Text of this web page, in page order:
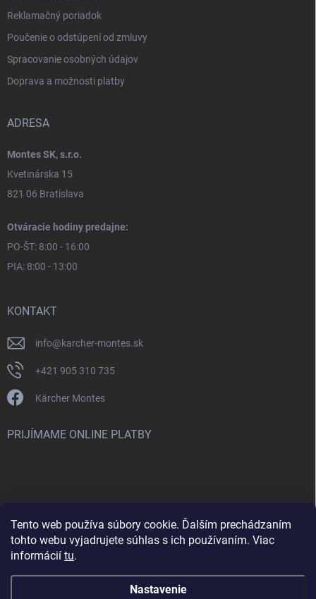
Tento web používa súbory cookie. Ďalším prechádzaním
tohto webu vyjadrujete súhlas s ich používaním. Viac
informácií tu.
Nastavenie
Reklamačný poriadok
Poučenie o odstúpení od zmluvy
Spracovanie osobných údajov
Doprava a možnosti platby
ADRESA
Montes SK, s.r.o.
Kvetinárska 15
821 06 Bratislava
Otváracie hodiny predajne:
PO-ŠT: 8:00 - 16:00
PIA: 8:00 - 13:00
KONTAKT
info@karcher-montes.sk
+421 905 310 735
Kärcher Montes
PRIJÍMAME ONLINE PLATBY
Nenašli ste čo ste hľadali? Máte záujem o inú značku? Skúste
navštíviť aj našu stránku Montclean.sk